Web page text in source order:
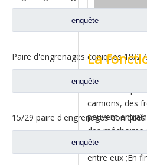
enquête
Paire
enquête
15/29 paire d'engrenages
enquête
La
réglage
Pendant le
camions, des
peuvent
des mâchoires
de frein,
entre eux ;En